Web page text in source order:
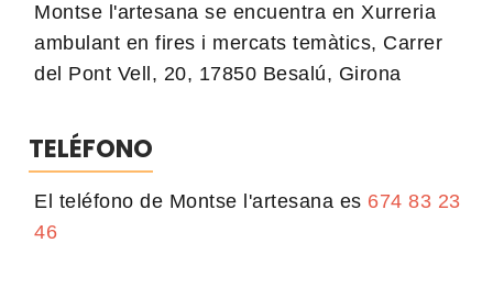
Montse l'artesana se encuentra en Xurreria
ambulant en fires i mercats temàtics, Carrer
del Pont Vell, 20, 17850 Besalú, Girona
TELÉFONO
El teléfono de Montse l'artesana es 674 83 23
46